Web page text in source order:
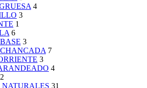
4
3
1
6
3
7
3
4
2
31